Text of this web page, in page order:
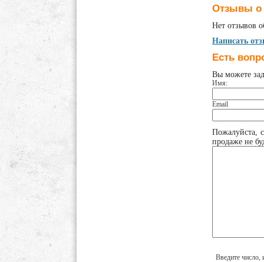
Отзывы о
Нет отзывов
Написать
Есть
Вы можете
Имя:
Email
Пожалуйста,
продаже не
Введите число,